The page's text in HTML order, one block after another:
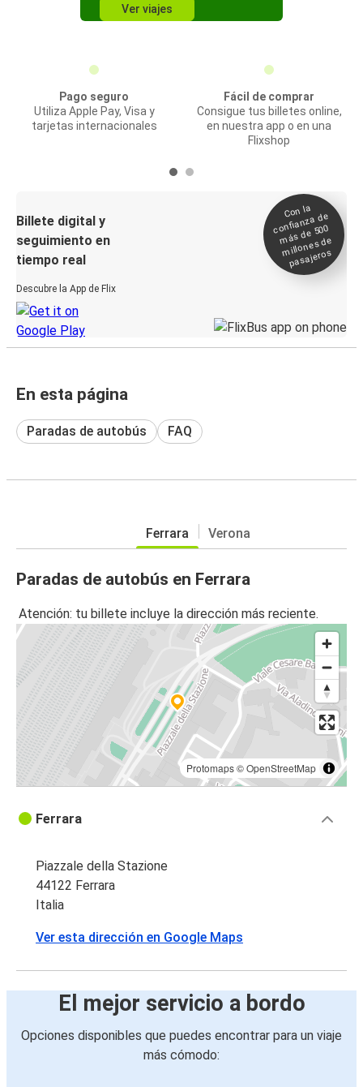
Ver viajes
Pago seguro
Utiliza Apple Pay, Visa y
tarjetas internacionales
Fácil de comprar
Consigue tus billetes online,
en nuestra app o en una
Flixshop
Billete digital y
seguimiento en
tiempo real
Descubre la App de Flix
Con la
confianza de
más de 500
millones de
pasajeros
En esta página
Paradas de autobús FAQ
Ferrara Verona
Paradas de autobús en Ferrara
Atención: tu billete incluye la dirección más reciente.
Protomaps©OpenStreetMap
Ferrara
Piazzale della Stazione
44122 Ferrara
Italia
Ver esta dirección en Google Maps
El mejor servicio a bordo
Opciones disponibles que puedes encontrar para un viaje
más cómodo: